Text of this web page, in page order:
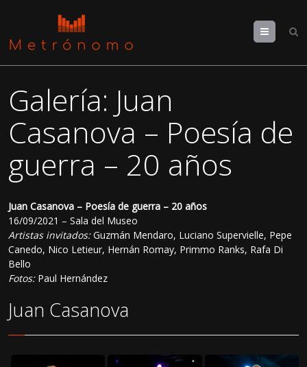
Menu
Galería: Juan
Casanova – Poesía de
guerra – 20 años
Juan Casanova – Poesía de guerra – 20 años
16/09/2021 – Sala del Museo
Artistas invitados:Guzmán Mendaro, Luciano Supervielle, Pepe
Canedo, Nico Letieur, Hernán Romay, Primmo Ranks, Rafa Di
Bello
Fotos:Paul Hernández
Juan Casanova